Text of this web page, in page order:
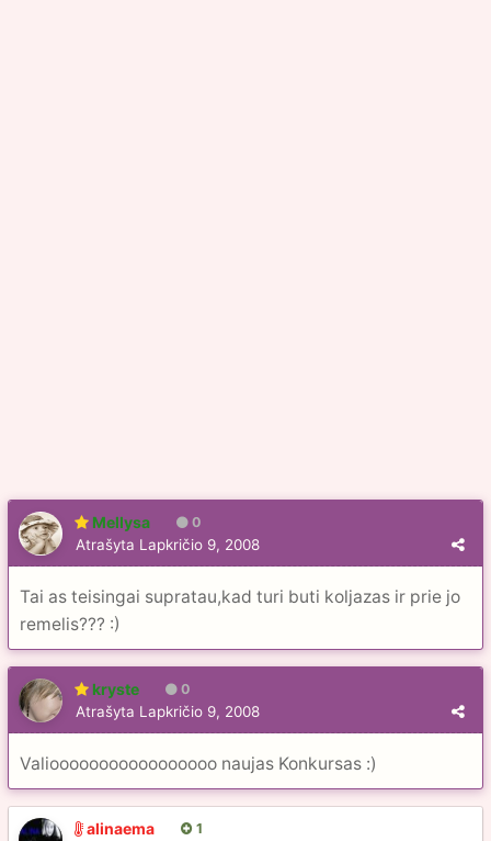
Mellysa 0
Atrašyta Lapkričio 9, 2008
Tai as teisingai supratau,kad turi buti koljazas ir prie jo
remelis??? :)
kryste 0
Atrašyta Lapkričio 9, 2008
Valiooooooooooooooooo naujas Konkursas :)
alinaema 1